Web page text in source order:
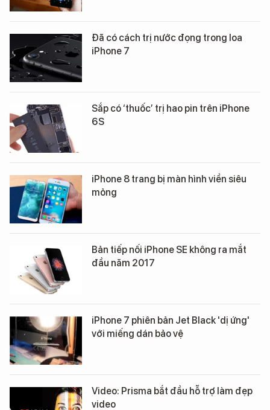
Đã có cách trị nước đọng trong loa
iPhone 7
Sắp có ‘thuốc’ trị hao pin trên iPhone
6S
iPhone 8 trang bị màn hình viền siêu
mỏng
Bản tiếp nối iPhone SE không ra mắt
đầu năm 2017
iPhone 7 phiên bản Jet Black 'dị ứng'
với miếng dán bảo vệ
Video: Prisma bắt đầu hỗ trợ làm đẹp
video